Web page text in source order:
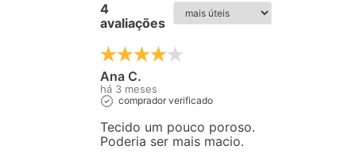
4
avaliações
Ana C.
há 3 meses
comprador verificado
Tecido um pouco poroso.
Poderia ser mais macio.